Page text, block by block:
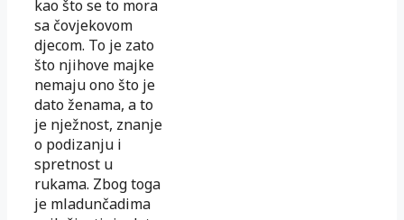
kao što se to mora
sa čovjekovom
djecom. To je zato
što njihove majke
nemaju ono što je
dato ženama, a to
je nježnost, znanje
o podizanju i
spretnost u
rukama. Zbog toga
je mladunčadima